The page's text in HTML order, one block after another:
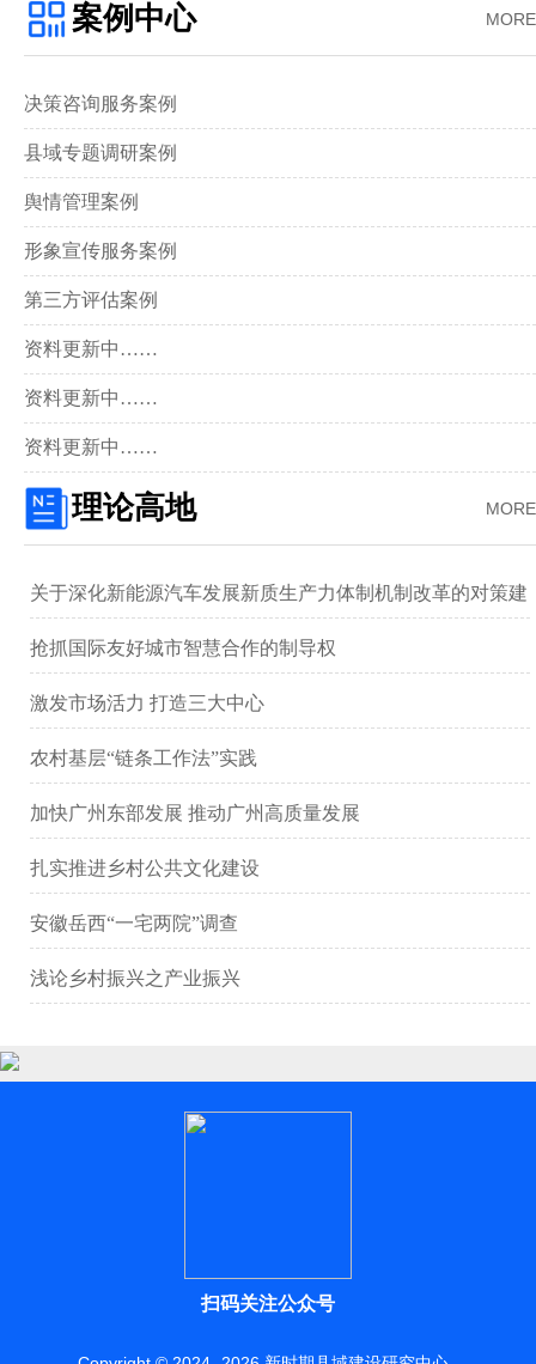
MORE
案例中心
决策咨询服务案例
县域专题调研案例
舆情管理案例
形象宣传服务案例
第三方评估案例
资料更新中……
资料更新中……
资料更新中……
MORE
理论高地
关于深化新能源汽车发展新质生产力体制机制改革的对策建
议 ——以广汽集团为例
抢抓国际友好城市智慧合作的制导权
激发市场活力 打造三大中心
农村基层“链条工作法”实践
加快广州东部发展 推动广州高质量发展
扎实推进乡村公共文化建设
安徽岳西“一宅两院”调查
浅论乡村振兴之产业振兴
扫码关注公众号